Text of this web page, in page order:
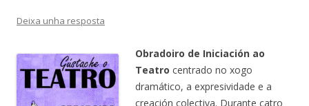
Deixa unha resposta
Obradoiro de Iniciación ao
Teatro centrado no xogo
dramático, a expresividade e a
creación colectiva. Durante catro